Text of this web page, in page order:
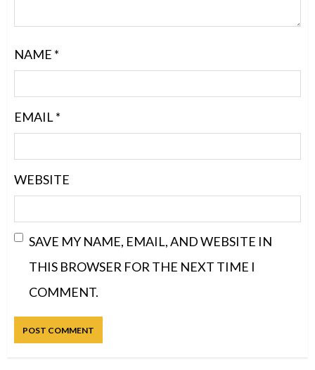
NAME *
EMAIL*
WEBSITE
SAVE MY NAME, EMAIL, AND WEBSITE IN
THIS BROWSER FOR THE NEXT TIME I
COMMENT.